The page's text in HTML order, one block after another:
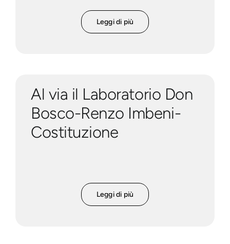
Leggi di più
Al via il Laboratorio Don
Bosco-Renzo Imbeni-
Costituzione
Leggi di più